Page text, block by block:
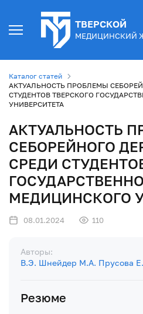
ТВЕРСКОЙ
МЕДИЦИНСКИЙ
Каталог статей
АКТУАЛЬНОСТЬ ПРОБЛЕМЫ
СТУДЕНТОВ ТВЕРСКОГО
УНИВЕРСИТЕТА
АКТУАЛЬНОСТЬ
СЕБОРЕЙНОГО
СРЕДИ
МЕДИЦИНСКОГО
08.01.2024 110
Авторы:
В.Э. Шнейдер М.А. Прусова
Резюме